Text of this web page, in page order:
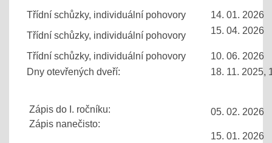
Třídní schůzky, individuální pohovory
14. 01. 2026
Třídní schůzky, individuální pohovory
15. 04. 2026
Třídní schůzky, individuální pohovory
10. 06. 2026
Dny otevřených dveří:
18. 11. 2025,
Zápis do I. ročníku:
Zápis nanečisto:
05. 02. 2026
15. 01. 2026